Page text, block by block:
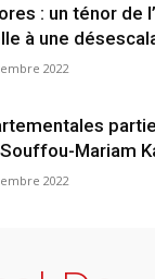
: un ténor de
à une
2022
Mariam
2022